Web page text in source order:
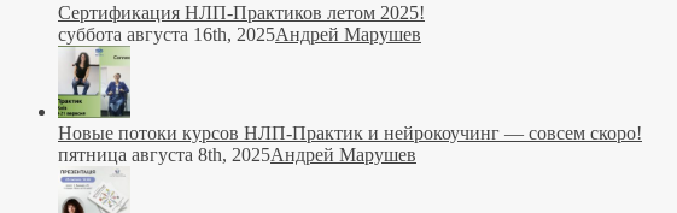
Сертификация НЛП-Практиков летом 2025!
суббота августа 16th, 2025Андрей Марушев
Новые потоки курсов НЛП-Практик и нейрокоучинг — совсем скоро!
пятница августа 8th, 2025Андрей Марушев